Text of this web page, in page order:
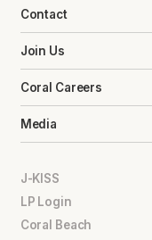
Contact
Join Us
Coral Careers
Media
J-KISS
LP Login
Coral Beach